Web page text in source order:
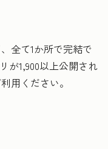
全て1か所で完結で
が1,900以上公開され
用ください。